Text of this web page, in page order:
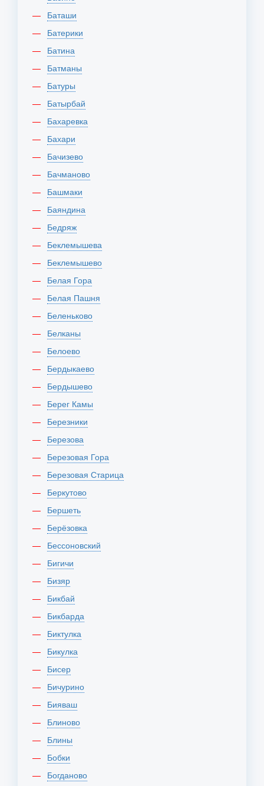
Баташи
Батерики
Батина
Батманы
Батуры
Батырбай
Бахаревка
Бахари
Бачизево
Бачманово
Башмаки
Баяндина
Бедряж
Беклемышева
Беклемышево
Белая Гора
Белая Пашня
Беленьково
Белканы
Белоево
Бердыкаево
Бердышево
Берег Камы
Березники
Березова
Березовая Гора
Березовая Старица
Беркутово
Бершеть
Берёзовка
Бессоновский
Бигичи
Бизяр
Бикбай
Бикбарда
Биктулка
Бикулка
Бисер
Бичурино
Бияваш
Блиново
Блины
Бобки
Богданово